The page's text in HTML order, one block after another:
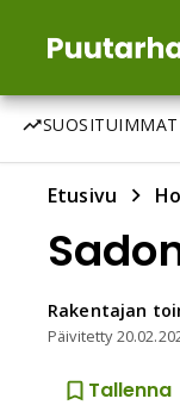
SUOSITUIMMAT
Etusivu
Rakentajan
Päivitetty
Tallenna